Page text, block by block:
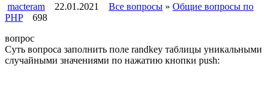
macteram 22.01.2021 Все вопросы » Общие вопросы по
PHP
698
вопрос
Суть вопроса заполнить поле randkey таблицы уникальными
случайными значениями по нажатию кнопки push: